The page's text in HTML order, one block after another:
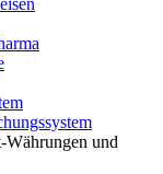
und